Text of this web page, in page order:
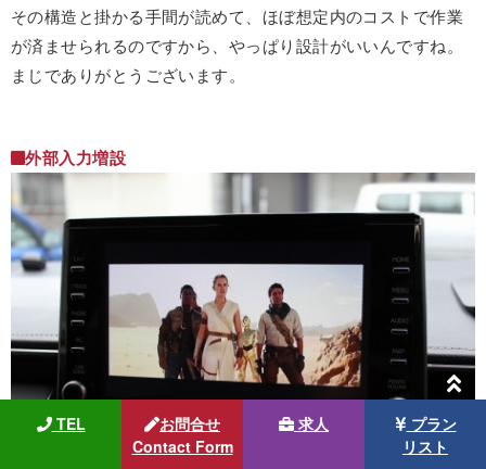
その構造と掛かる手間が読めて、ほぼ想定内のコストで作業
が済ませられるのですから、やっぱり設計がいいんですね。
まじでありがとうございます。
外部入力増設
TEL
お問合せ
Contact Form
求人
プラン
リスト